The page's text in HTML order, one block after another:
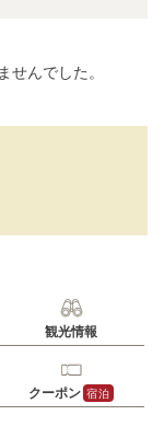
せんでした。
観光情報
クーポン 宿泊